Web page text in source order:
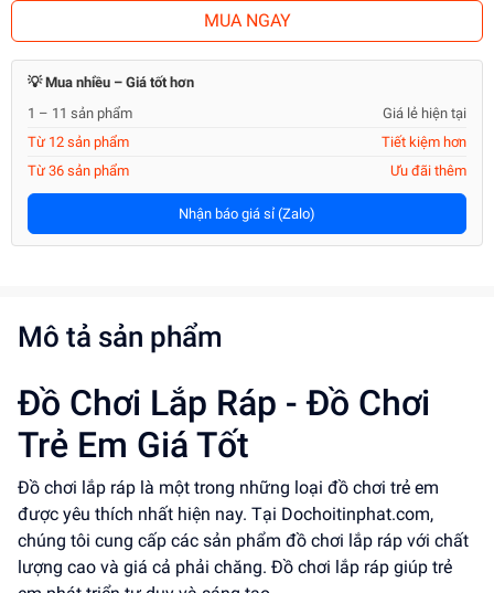
MUA NGAY
💡 Mua nhiều – Giá tốt hơn
1 – 11 sản phẩm
Giá lẻ hiện tại
Từ 12 sản phẩm
Tiết kiệm hơn
Từ 36 sản phẩm
Ưu đãi thêm
Nhận báo giá sỉ (Zalo)
Mô tả sản phẩm
Đồ Chơi Lắp Ráp - Đồ Chơi
Trẻ Em Giá Tốt
Đồ chơi lắp ráp là một trong những loại đồ chơi trẻ em
được yêu thích nhất hiện nay. Tại Dochoitinphat.com,
chúng tôi cung cấp các sản phẩm đồ chơi lắp ráp với chất
lượng cao và giá cả phải chăng. Đồ chơi lắp ráp giúp trẻ